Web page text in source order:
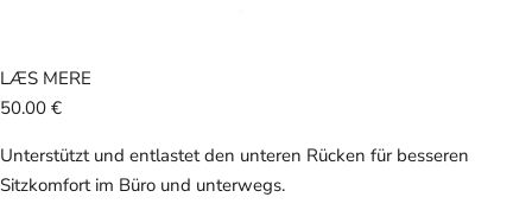
Unterstützt und entlastet den unteren Rücken für besseren
Sitzkomfort im Büro und unterwegs.
50.00 €
LÆS MERE